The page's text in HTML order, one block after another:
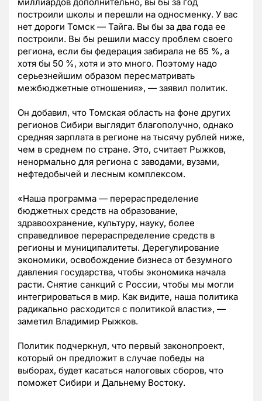
миллиардов дополнительно, вы бы за год
построили школы и перешли на односменку. У вас
нет дороги Томск — Тайга. Вы бы за два года ее
построили. Вы бы решили массу проблем своего
региона, если бы федерация забирала не 65 %, а
хотя бы 50 %, хотя и это много. Поэтому надо
серьезнейшим образом пересматривать
межбюджетные отношения», — заявил политик.
Он добавил, что Томская область на фоне других
регионов Сибири выглядит благополучно, однако
средняя зарплата в регионе на тысячу рублей ниже,
чем в среднем по стране. Это, считает Рыжков,
ненормально для региона с заводами, вузами,
нефтедобычей и лесным комплексом.
«Наша программа — перераспределение
бюджетных средств на образование,
здравоохранение, культуру, науку, более
справедливое перераспределение средств в
регионы и муниципалитеты. Дерегулирование
экономики, освобождение бизнеса от безумного
давления государства, чтобы экономика начала
расти. Снятие санкций с России, чтобы мы могли
интегрироваться в мир. Как видите, наша политика
радикально расходится с политикой власти», —
заметил Владимир Рыжков.
Политик подчеркнул, что первый законопроект,
который он предложит в случае победы на
выборах, будет касаться налоговых сборов, что
поможет Сибири и Дальнему Востоку.